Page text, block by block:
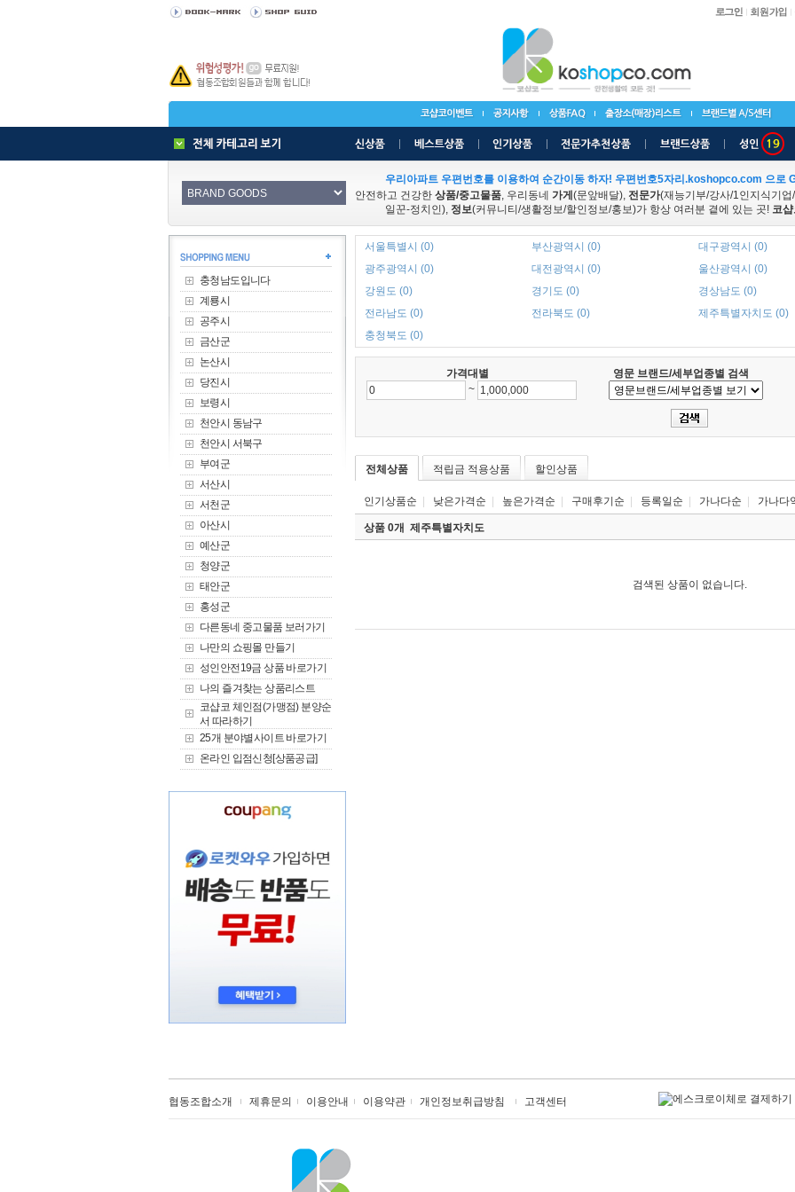
우리아파트 우편번호를 이용하여 순간이동 하자! 우편번호5자리.koshopco.com 으로
안전하고 건강한 상품/중고물품, 우리동네 가게 (문앞배달), 전문가(재능기부/강사/1인지식기업
일꾼-정치인), 정보(커뮤니티/생활정보/할인정보/홍보)가 항상 여러분 곁에 있는 곳! 코
충청남도입니다
계룡시
공주시
금산군
논산시
당진시
보령시
천안시 동남구
천안시 서북구
부여군
서산시
서천군
아산시
예산군
청양군
태안군
홍성군
다른동네 중고물품 보러가기
나만의 쇼핑몰 만들기
성인안전19금 상품 바로가기
나의 즐겨찾는 상품리스트
코샵코 체인점(가맹점) 분양순
서 따라하기
25개 분야별사이트 바로가기
온라인 입점신청[상품공급]
서울특별시 (0) 부산광역시 (0)
대구광역시 (0)
광주광역시 (0)
대전광역시 (0)
울산광역시 (0)
강원도 (0)
경기도 (0)
경상남도 (0)
전라남도 (0)
전라북도 (0)
제주특별자치도 (0)
충청북도 (0)
가격대별
영문 브랜드/세부업종별 검색
~
전체상품 적립금 적용상품 할인상품
인기상품순 낮은가격순 높은가격순 구매후기순 등록일순 가나다순 가나다
상품 0개 제주특별자치도
검색된 상품이 없습니다.
협동조합소개 제휴문의 이용안내 이용약관 개인정보취급방침 고객센터